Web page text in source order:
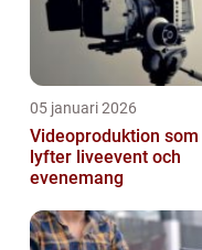
05 januari 2026
Videoproduktion som
lyfter liveevent och
evenemang